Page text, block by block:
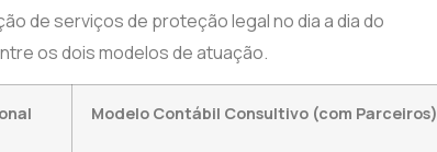
de serviços de proteção legal no dia a dia do
os dois modelos de atuação.
Modelo Contábil Consultivo (com Parceiros)